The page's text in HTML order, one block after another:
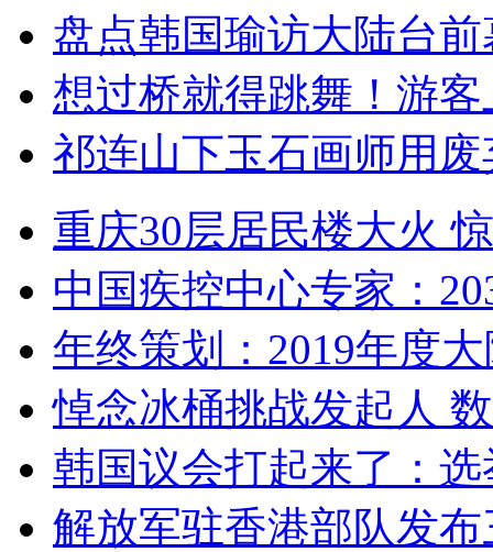
盘点韩国瑜访大陆台
想过桥就得跳舞！游客
祁连山下玉石画师用
重庆30层居民楼大火
中国疾控中心专家：
年终策划：2019年度
悼念冰桶挑战发起人
韩国议会打起来了：
解放军驻香港部队发